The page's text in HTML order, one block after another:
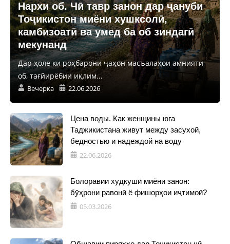
Нархи об. Чӣ тавр занон дар ҷануби
Тоҷикистон миёни хушксолӣ,
камбизоатӣ ва умед ба об зиндагӣ
мекунанд
Дар ҳоле ки роҳбарони ҷаҳон масъалаҳои амнияти
об, тағйирёбии иқлим...
Вечерка 22.06.2026
Цена воды. Как женщины юга
Таджикистана живут между засухой,
бедностью и надеждой на воду
22.06.2026
Болоравии худкушӣ миёни занон:
бӯҳрони равонӣ ё фишорҳои иҷтимоӣ?
05.03.2026